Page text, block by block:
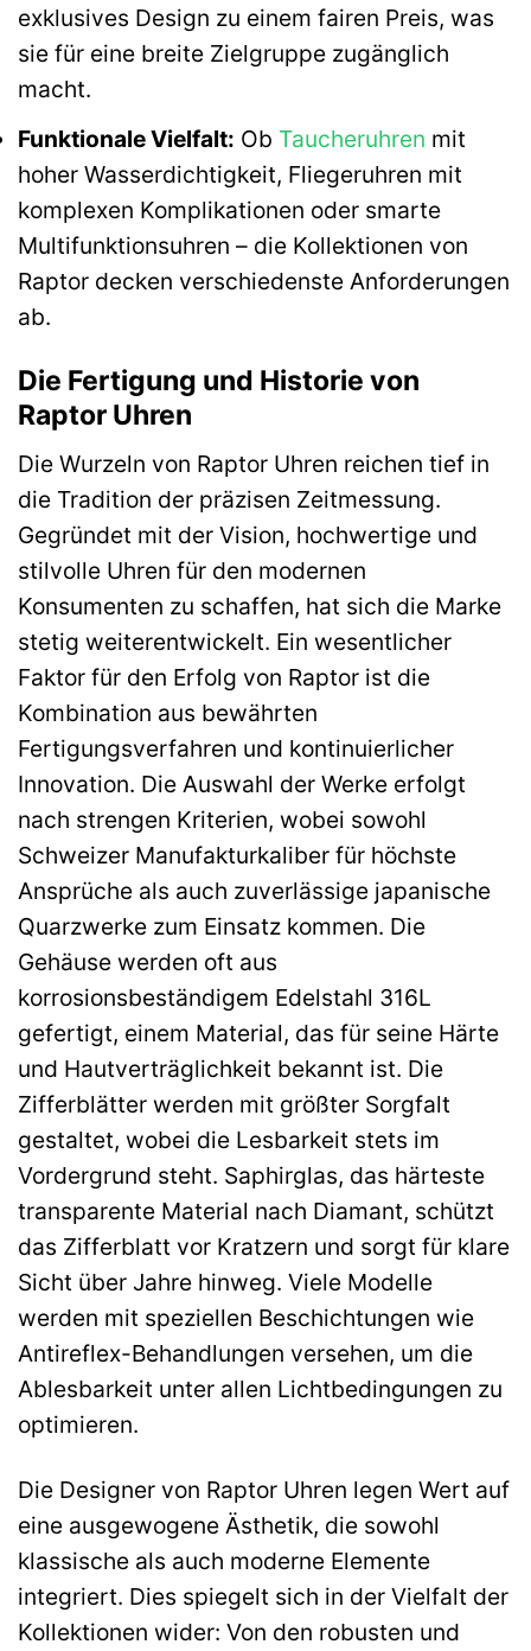
exklusives Design zu einem fairen Preis, was
sie für eine breite Zielgruppe zugänglich
macht.
Funktionale Vielfalt: Ob Taucheruhren mit
hoher Wasserdichtigkeit, Fliegeruhren mit
komplexen Komplikationen oder smarte
Multifunktionsuhren – die Kollektionen von
Raptor decken verschiedenste Anforderungen
ab.
Die Fertigung und Historie von
Raptor Uhren
Die Wurzeln von Raptor Uhren reichen tief in
die Tradition der präzisen Zeitmessung.
Gegründet mit der Vision, hochwertige und
stilvolle Uhren für den modernen
Konsumenten zu schaffen, hat sich die Marke
stetig weiterentwickelt. Ein wesentlicher
Faktor für den Erfolg von Raptor ist die
Kombination aus bewährten
Fertigungsverfahren und kontinuierlicher
Innovation. Die Auswahl der Werke erfolgt
nach strengen Kriterien, wobei sowohl
Schweizer Manufakturkaliber für höchste
Ansprüche als auch zuverlässige japanische
Quarzwerke zum Einsatz kommen. Die
Gehäuse werden oft aus
korrosionsbeständigem Edelstahl 316L
gefertigt, einem Material, das für seine Härte
und Hautverträglichkeit bekannt ist. Die
Zifferblätter werden mit größter Sorgfalt
gestaltet, wobei die Lesbarkeit stets im
Vordergrund steht. Saphirglas, das härteste
transparente Material nach Diamant, schützt
das Zifferblatt vor Kratzern und sorgt für klare
Sicht über Jahre hinweg. Viele Modelle
werden mit speziellen Beschichtungen wie
Antireflex-Behandlungen versehen, um die
Ablesbarkeit unter allen Lichtbedingungen zu
optimieren.
Die Designer von Raptor Uhren legen Wert auf
eine ausgewogene Ästhetik, die sowohl
klassische als auch moderne Elemente
integriert. Dies spiegelt sich in der Vielfalt der
Kollektionen wider: Von den robusten und